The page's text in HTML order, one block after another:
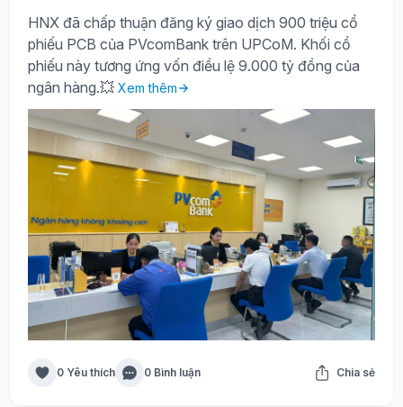
HNX đã chấp thuận đăng ký giao dịch 900 triệu cổ
phiếu PCB của PVcomBank trên UPCoM. Khối cổ
phiếu này tương ứng vốn điều lệ 9.000 tỷ đồng của
ngân hàng.💥 Xem thêm
0 Yêu thích 0 Bình luận Chia sẻ